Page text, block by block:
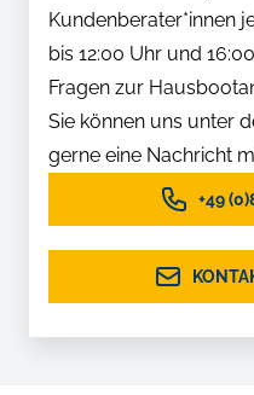
Kundenberater*innen
bis 12:00 Uhr und
Fragen zur
Sie können uns unter
gerne eine Nachricht
+49